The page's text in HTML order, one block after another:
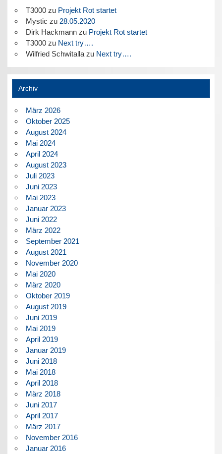
T3000zu Projekt Rot startet
Mystic zu 28.05.2020
Dirk Hackmannzu Projekt Rot startet
T3000zu Next try….
Wilfried Schwitallazu Next try….
Archiv
März 2026
Oktober 2025
August 2024
Mai 2024
April 2024
August 2023
Juli 2023
Juni 2023
Mai 2023
Januar 2023
Juni 2022
März 2022
September 2021
August 2021
November 2020
Mai 2020
März 2020
Oktober 2019
August 2019
Juni 2019
Mai 2019
April 2019
Januar 2019
Juni 2018
Mai 2018
April 2018
März 2018
Juni 2017
April 2017
März 2017
November 2016
Januar 2016